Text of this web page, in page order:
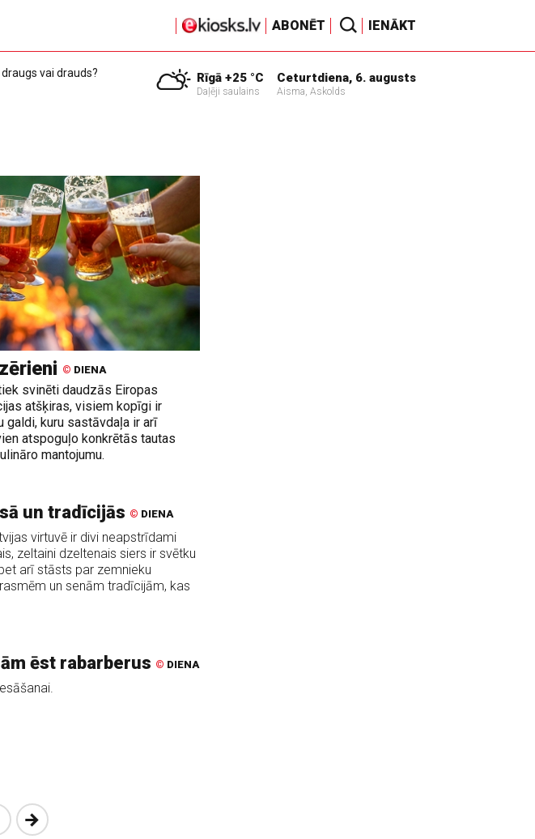
ABONĒT IENĀKT
vai drauds?
Rīgā +25 °C
Daļēji saulains
Ceturtdiena, 6. augusts
Aisma, Askolds
© DIENA
svinēti daudzās Eiropas
atšķiras, visiem kopīgi ir
kuru sastāvdaļa ir arī
atspoguļo konkrētās tautas
mantojumu.
un tradīcijās © DIENA
virtuvē ir divi neapstrīdami
zeltaini dzeltenais siers ir svētku
arī stāsts par zemnieku
un senām tradīcijām, kas
ēst rabarberus © DIENA
Nākošā